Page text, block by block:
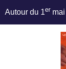
Autour du 1er mai